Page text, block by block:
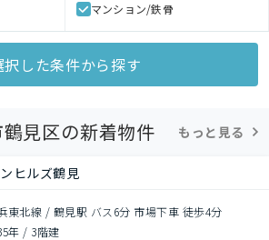
マンション/鉄骨
択した条件から探す
見区の新着物件 もっと見る
ヒルズ鶴見
東北線 / 鶴見駅 バス6分 市場下車 徒歩4分
年 / 3階建